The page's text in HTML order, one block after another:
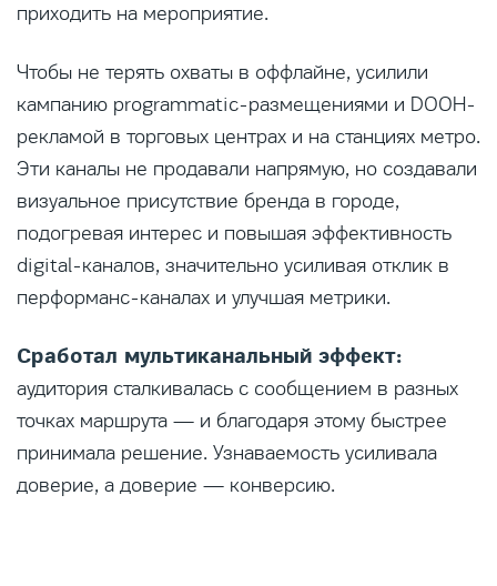
приходить на мероприятие.
Чтобы не терять охваты в оффлайне, усилили
кампанию programmatic-размещениями и DOOH-
рекламой в торговых центрах и на станциях метро.
Эти каналы не продавали напрямую, но создавали
визуальное присутствие бренда в городе,
подогревая интерес и повышая эффективность
digital-каналов, значительно усиливая отклик в
перформанс-каналах и улучшая метрики.
Сработал мультиканальный эффект:
аудитория сталкивалась с сообщением в разных
точках маршрута — и благодаря этому быстрее
принимала решение. Узнаваемость усиливала
доверие, а доверие — конверсию.